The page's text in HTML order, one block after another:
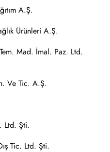
A.Ş.
Ürünleri A.Ş.
Mad. İmal. Paz. Ltd.
Ve Tic. A.Ş.
Ltd. Şti.
Tic. Ltd. Şti.